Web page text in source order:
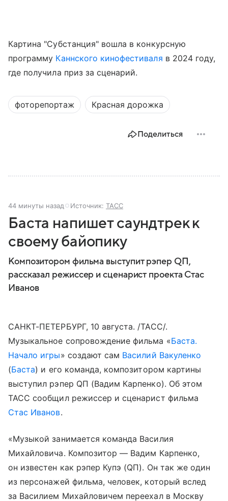
Картина "Субстанция" вошла в конкурсную
программу Каннского кинофестиваля в 2024 году,
где получила приз за сценарий.
фоторепортаж Красная дорожка
Поделиться
44 минуты назад Источник: ТАСС
Баста напишет саундтрек к
своему байопику
Композитором фильма выступит рэпер QП,
рассказал режиссер и сценарист проекта Стас
Иванов
САНКТ-ПЕТЕРБУРГ, 10 августа. /ТАСС/.
Музыкальное сопровождение фильма «Баста.
Начало игры» создают сам Василий Вакуленко
(Баста) и его команда, композитором картины
выступил рэпер QП (Вадим Карпенко). Об этом
ТАСС сообщил режиссер и сценарист фильма
Стас Иванов.
«Музыкой занимается команда Василия
Михайловича. Композитор — Вадим Карпенко,
он известен как рэпер Купэ (QП). Он так же один
из персонажей фильма, человек, который вслед
за Василием Михайловичем переехал в Москву